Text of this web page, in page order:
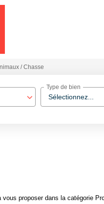
/ Chasse
Sélectionnez...
Type de bien
vous proposer dans la catégorie